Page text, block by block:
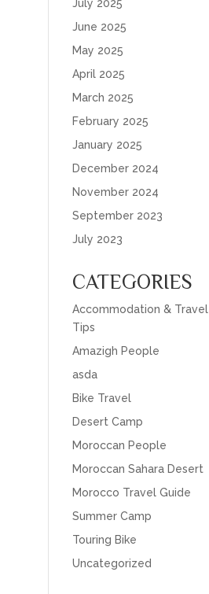
July 2025
June 2025
May 2025
April 2025
March 2025
February 2025
January 2025
December 2024
November 2024
September 2023
July 2023
CATEGORIES
Accommodation & Travel
Tips
Amazigh People
asda
Bike Travel
Desert Camp
Moroccan People
Moroccan Sahara Desert
Morocco Travel Guide
Summer Camp
Touring Bike
Uncategorized